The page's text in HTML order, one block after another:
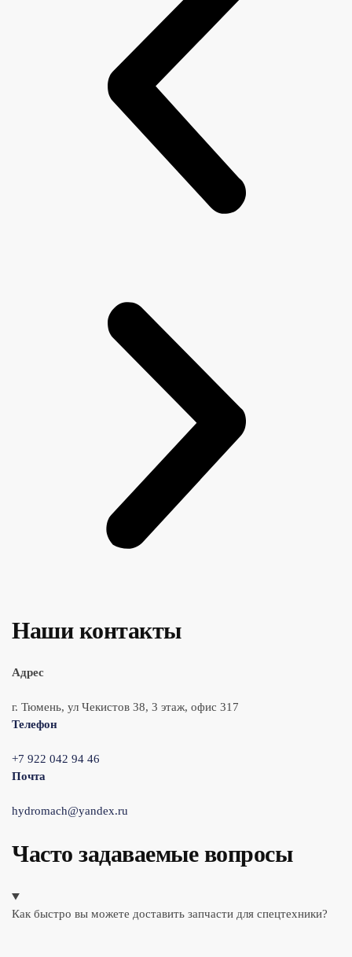
Наши контакты
Адрес
г. Тюмень, ул Чекистов 38, 3 этаж, офис 317
Телефон
+7 922 042 94 46
Почта
hydromach@yandex.ru
Часто задаваемые вопросы
Как быстро вы можете доставить запчасти для спецтехники?